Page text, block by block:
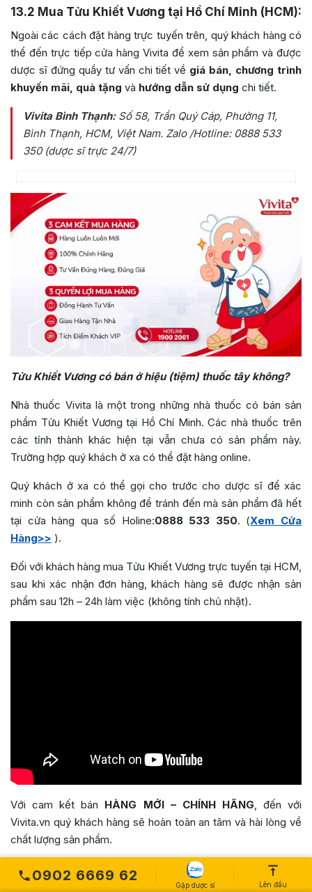
13.2 Mua Tửu Khiết Vương tại Hồ Chí Minh (HCM):
Ngoài các cách đặt hàng trực tuyến trên, quý khách hàng có
thể đến trực tiếp cửa hàng Vivita để xem sản phẩm và được
dược sĩ đứng quầy tư vấn chi tiết về giá bán, chương trình
khuyến mãi, quà tặng và hướng dẫn sử dụng chi tiết.
Vivita Bình Thạnh:Số 58, Trần Quý Cáp, Phường 11,
Bình Thạnh, HCM, Việt Nam. Zalo /Hotline: 0888 533
350 (dược sĩ trực 24/7)
Tửu Khiết Vương có bán ở hiệu (tiệm) thuốc tây không?
Nhà thuốc Vivita là một trong những nhà thuốc có bán sản
phẩm Tửu Khiết Vương tại Hồ Chí Minh. Các nhà thuốc trên
các tỉnh thành khác hiện tại vẫn chưa có sản phẩm này.
Trường hợp quý khách ở xa có thể đặt hàng online.
Quý khách ở xa có thể gọi cho trước cho dược sĩ để xác
minh còn sản phẩm không để tránh đến mà sản phẩm đã hết
tại cửa hàng qua số Holine:0888 533 350. (Xem Cửa
Hàng>> ).
Đối với khách hàng mua Tửu Khiết Vương trực tuyến tại HCM,
sau khi xác nhận đơn hàng, khách hàng sẽ được nhận sản
phẩm sau 12h – 24h làm việc (không tính chủ nhật).
Với cam kết bán HÀNG MỚI – CHÍNH HÃNG, đến với
Vivita.vn quý khách hàng sẽ hoàn toàn an tâm và hài lòng về
chất lượng sản phẩm.
3 Cam kết của Vivita
0902 6669 62
Gặp dược sĩ Lên đầu